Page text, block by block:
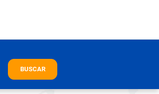
BUSCAR